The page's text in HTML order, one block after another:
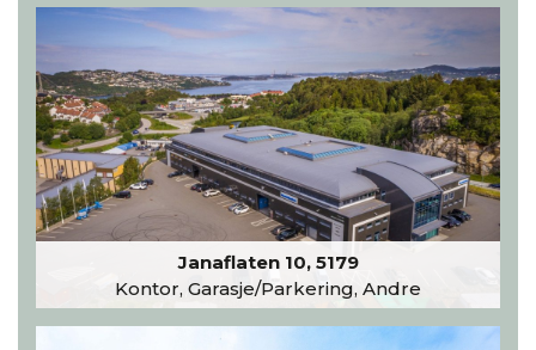
Janaflaten 10, 5179
Kontor, Garasje/Parkering, Andre